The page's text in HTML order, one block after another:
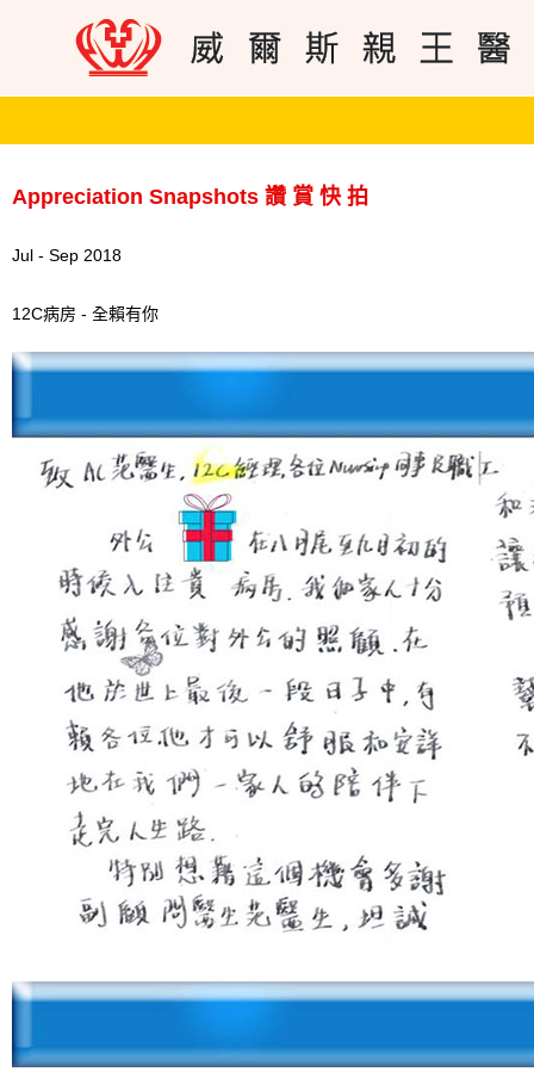
Appreciation Snapshots 讚 賞 快 拍
Jul - Sep 2018
12C病房 - 全賴有你